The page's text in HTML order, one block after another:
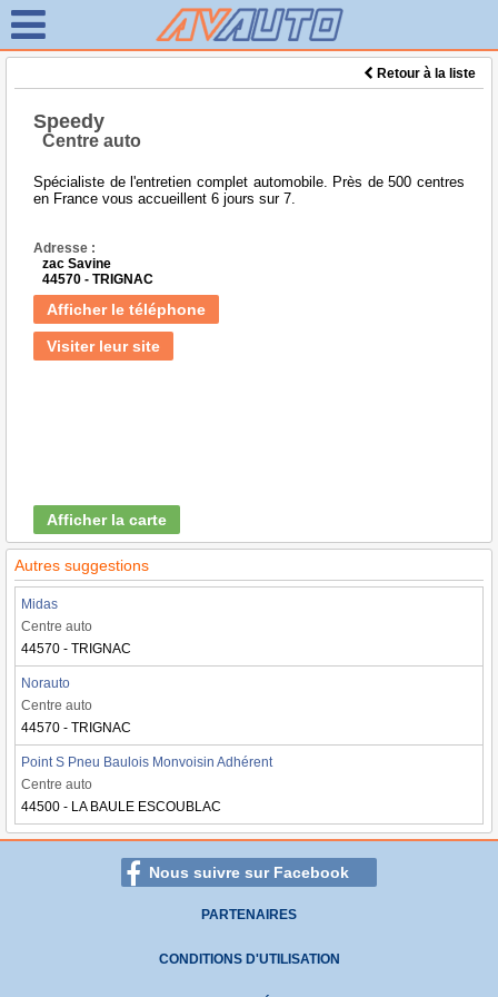
Retour à la liste
Speedy
Centre auto
Spécialiste de l'entretien complet automobile. Près de 500 centres
en France vous accueillent 6 jours sur 7.
Adresse :
zac Savine
44570 - TRIGNAC
Afficher le téléphone
Visiter leur site
Afficher la carte
Autres suggestions
Midas
Centre auto
44570 - TRIGNAC
Norauto
Centre auto
44570 - TRIGNAC
Point S Pneu Baulois Monvoisin Adhérent
Centre auto
44500 - LA BAULE ESCOUBLAC
Nous suivre sur Facebook
PARTENAIRES
CONDITIONS D'UTILISATION